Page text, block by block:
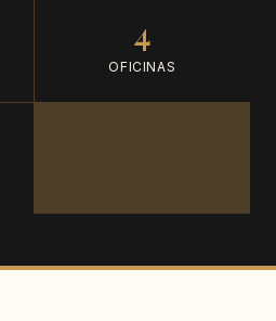
4
OFICINAS